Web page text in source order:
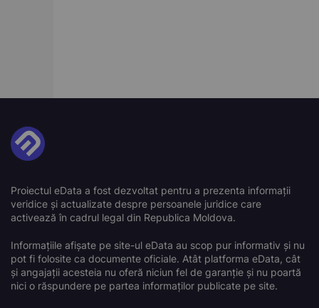
Proiectul eData a fost dezvoltat pentru a prezenta informații
veridice și actualizate despre persoanele juridice care
activează în cadrul legal din Republica Moldova.
Informațiile afișate pe site-ul eData au scop pur informativ și nu
pot fi folosite ca documente oficiale. Atât platforma eData, cât
și angajații acesteia nu oferă niciun fel de garanție și nu poartă
nici o răspundere pe partea informaților publicate pe site.